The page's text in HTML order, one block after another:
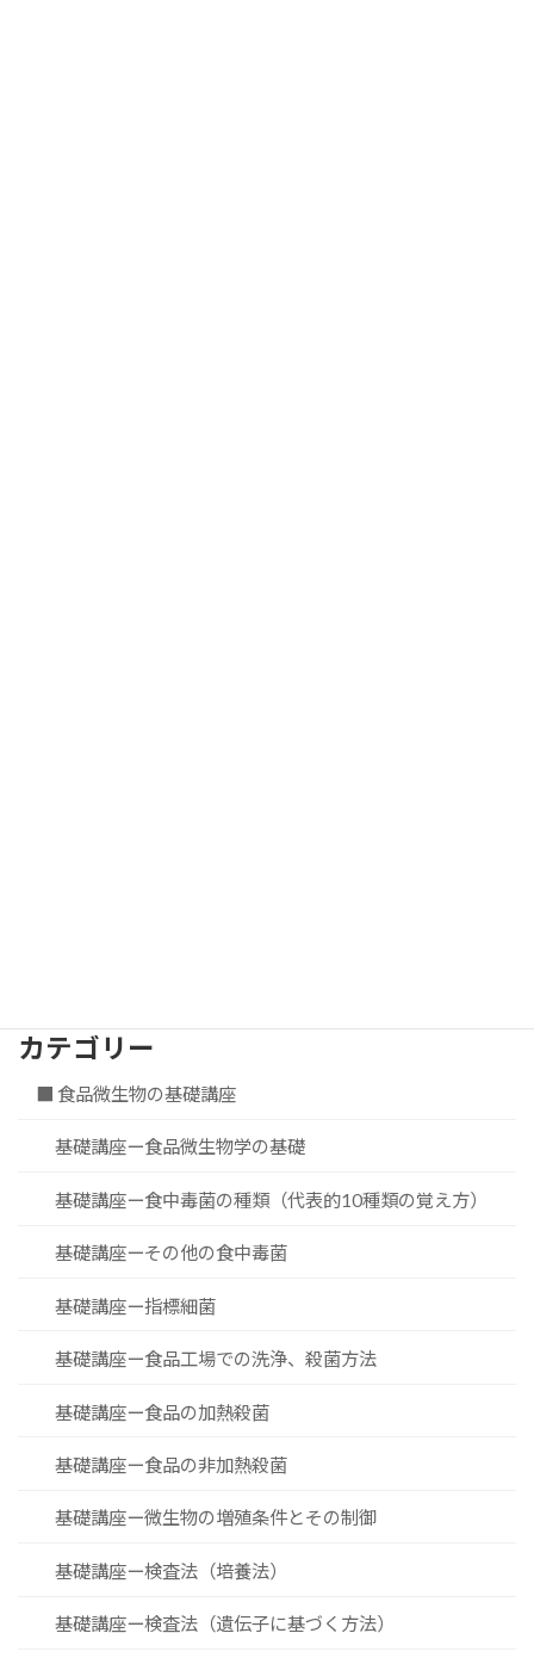
カテゴリー
■ 食品微生物の基礎講座
基礎講座ー食品微生物学の基礎
基礎講座ー食中毒菌の種類（代表的10種類の覚え方）
基礎講座ーその他の食中毒菌
基礎講座ー指標細菌
基礎講座ー食品工場での洗浄、殺菌方法
基礎講座ー食品の加熱殺菌
基礎講座ー食品の非加熱殺菌
基礎講座ー微生物の増殖条件とその制御
基礎講座ー検査法（培養法）
基礎講座ー検査法（遺伝子に基づく方法）